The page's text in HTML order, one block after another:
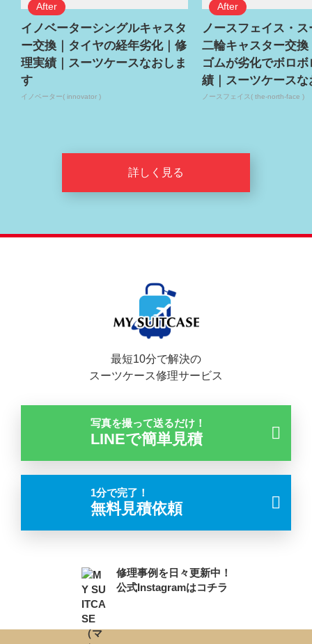
イノベーターシングルキャスタ
ー交換｜タイヤの経年劣化｜修
理実績｜スーツケースなおしま
す
イノベーター( innovator )
ノースフェイス・
二輪キャスター交換
ゴムが劣化でボロ
績｜スーツケースな
ノースフェイス( the-north-face )
詳しく見る
最短10分で解決の
スーツケース修理サービス
写真を撮って送るだけ！
LINEで簡単見積
1分で完了！
無料見積依頼
修理事例を日々更新中！
公式Instagramはコチラ